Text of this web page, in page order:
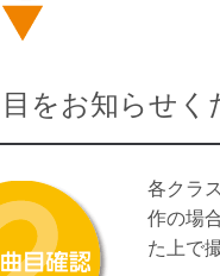
をお知らせく
各クラ
作の場
た上で